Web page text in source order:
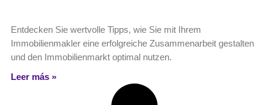
Entdecken Sie wertvolle Tipps, wie Sie mit Ihrem
Immobilienmakler eine erfolgreiche Zusammenarbeit gestalten
und den Immobilienmarkt optimal nutzen.
Leer más »